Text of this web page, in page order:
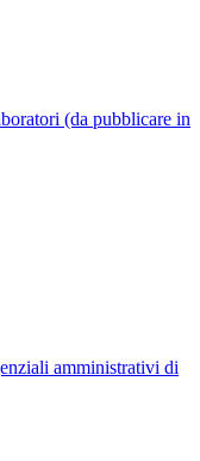
(da pubblicare in
amministrativi di